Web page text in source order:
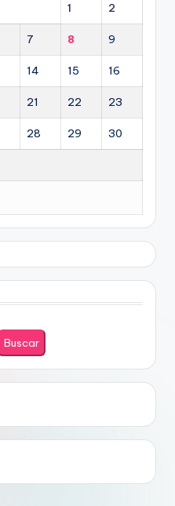
1 2
7 8 9
14 15 16
21 22 23
28 29 30
Buscar